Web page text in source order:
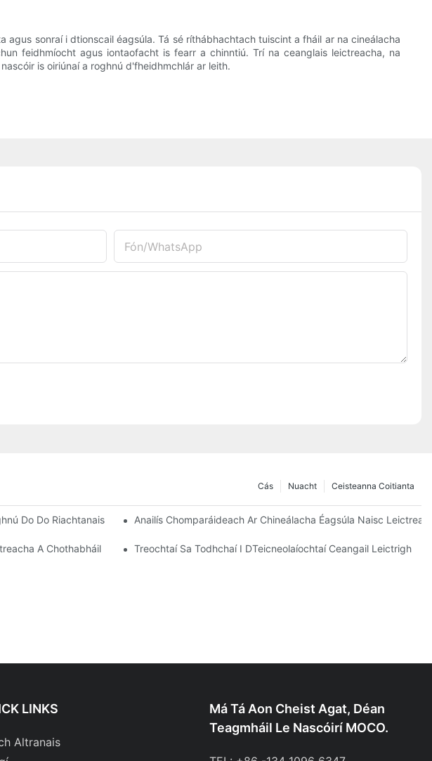
sonraí i dtionscail éagsúla. Tá sé ríthábhachtach tuiscint a fháil ar na cineálacha
feidhmíocht agus iontaofacht is fearr a chinntiú. Trí na ceanglais leictreacha, na
is oiriúnaí a roghnú d'fheidhmchlár ar leith.
Fón/whatsApp
Ceisteanna Coitianta
Nuacht
Cás
Do Do Riachtanais Anailís Chomparáideach Ar Chineálacha Éagsúla Naisc
A Chothabháil Treochtaí Sa Todhchaí I DTeicneolaíochtaí Ceangail Leictrigh
LINKS
Altranais
Má Tá Aon Cheist Agat, Déan
Teagmháil Le Nascóirí MOCO.